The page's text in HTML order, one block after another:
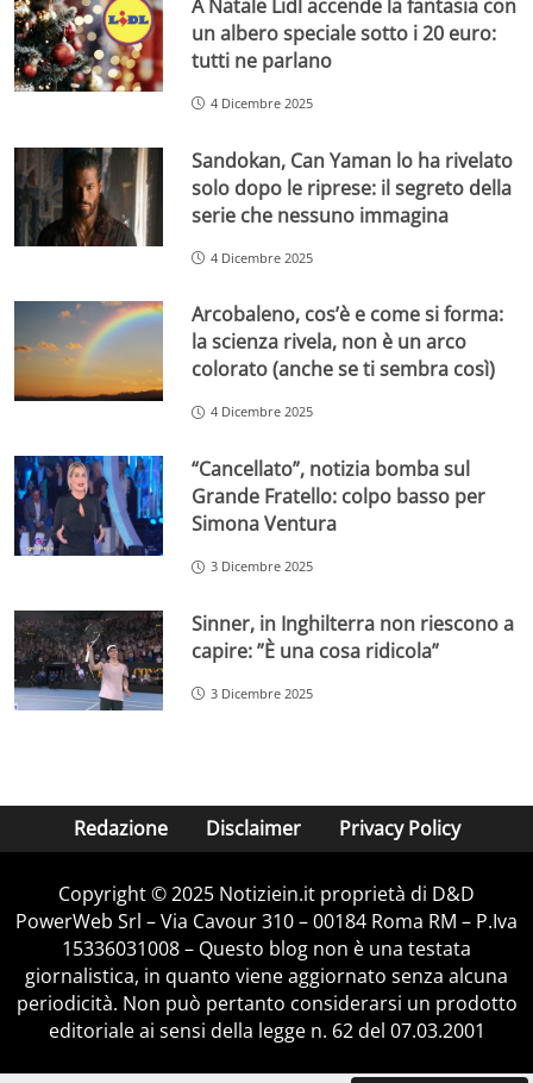
A Natale Lidl accende la fantasia con
un albero speciale sotto i 20 euro:
tutti ne parlano
4 Dicembre 2025
Sandokan, Can Yaman lo ha rivelato
solo dopo le riprese: il segreto della
serie che nessuno immagina
4 Dicembre 2025
Arcobaleno, cos’è e come si forma:
la scienza rivela, non è un arco
colorato (anche se ti sembra così)
4 Dicembre 2025
“Cancellato”, notizia bomba sul
Grande Fratello: colpo basso per
Simona Ventura
3 Dicembre 2025
Sinner, in Inghilterra non riescono a
capire: ”È una cosa ridicola”
3 Dicembre 2025
Redazione Disclaimer Privacy Policy
Copyright © 2025 Notiziein.it proprietà di D&D
PowerWeb Srl – Via Cavour 310 – 00184 Roma RM – P.Iva
15336031008 – Questo blog non è una testata
giornalistica, in quanto viene aggiornato senza alcuna
periodicità. Non può pertanto considerarsi un prodotto
editoriale ai sensi della legge n. 62 del 07.03.2001